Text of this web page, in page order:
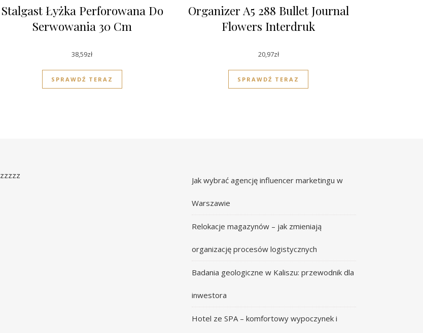
Stalgast Łyżka Perforowana Do
Serwowania 30 Cm
38,59zł
SPRAWDŹ TERAZ
Organizer A5 288 Bullet Journal
Flowers Interdruk
20,97zł
SPRAWDŹ TERAZ
zzzzz Jak wybrać agencję influencer marketingu w
Warszawie
Relokacje magazynów – jak zmieniają
organizację procesów logistycznych
Badania geologiczne w Kaliszu: przewodnik dla
inwestora
Hotel ze SPA – komfortowy wypoczynek i